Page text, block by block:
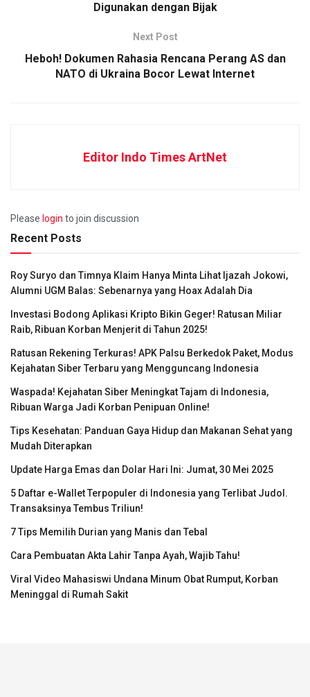
Digunakan dengan Bijak
Next Post
Heboh! Dokumen Rahasia Rencana Perang AS dan
NATO di Ukraina Bocor Lewat Internet
Editor Indo Times ArtNet
Please login to join discussion
Recent Posts
Roy Suryo dan Timnya Klaim Hanya Minta Lihat Ijazah Jokowi,
Alumni UGM Balas: Sebenarnya yang Hoax Adalah Dia
Investasi Bodong Aplikasi Kripto Bikin Geger! Ratusan Miliar
Raib, Ribuan Korban Menjerit di Tahun 2025!
Ratusan Rekening Terkuras! APK Palsu Berkedok Paket, Modus
Kejahatan Siber Terbaru yang Mengguncang Indonesia
Waspada! Kejahatan Siber Meningkat Tajam di Indonesia,
Ribuan Warga Jadi Korban Penipuan Online!
Tips Kesehatan: Panduan Gaya Hidup dan Makanan Sehat yang
Mudah Diterapkan
Update Harga Emas dan Dolar Hari Ini: Jumat, 30 Mei 2025
5 Daftar e-Wallet Terpopuler di Indonesia yang Terlibat Judol.
Transaksinya Tembus Triliun!
7 Tips Memilih Durian yang Manis dan Tebal
Cara Pembuatan Akta Lahir Tanpa Ayah, Wajib Tahu!
Viral Video Mahasiswi Undana Minum Obat Rumput, Korban
Meninggal di Rumah Sakit